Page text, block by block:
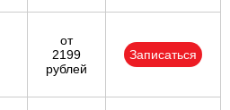
от
2199
рублей
Записаться